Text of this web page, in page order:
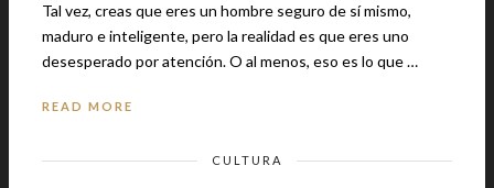
Tal vez, creas que eres un hombre seguro de sí mismo,
maduro e inteligente, pero la realidad es que eres uno
desesperado por atención. O al menos, eso es lo que …
READ MORE
CULTURA